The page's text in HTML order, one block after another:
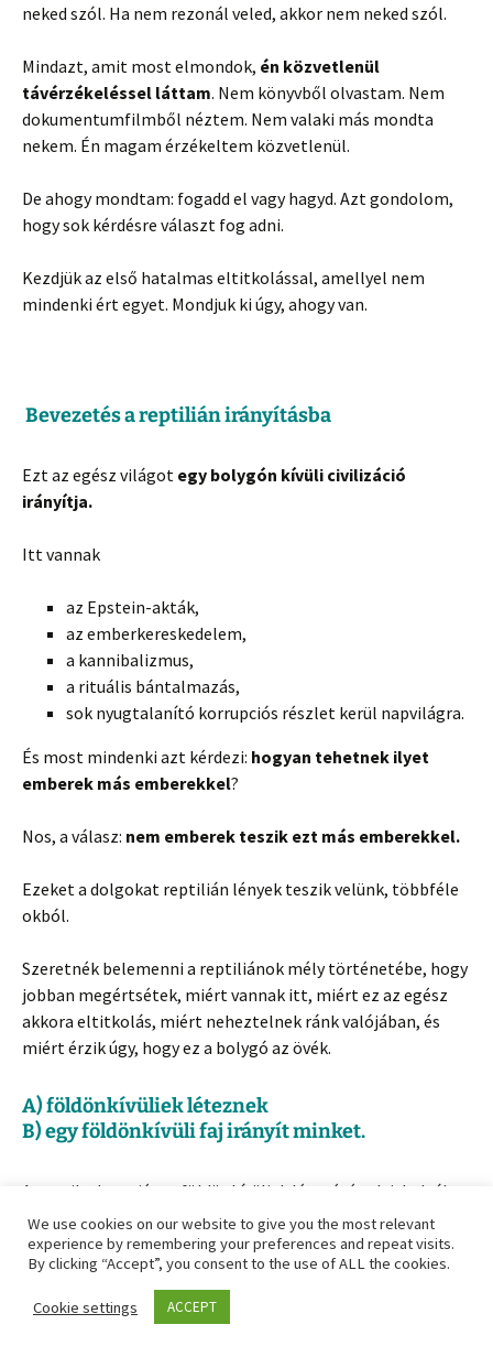
neked szól. Ha nem rezonál veled, akkor nem neked szól.
Mindazt, amit most elmondok, én közvetlenül
távérzékeléssel láttam. Nem könyvből olvastam. Nem
dokumentumfilmből néztem. Nem valaki más mondta
nekem. Én magam érzékeltem közvetlenül.
De ahogy mondtam: fogadd el vagy hagyd. Azt gondolom,
hogy sok kérdésre választ fog adni.
Kezdjük az első hatalmas eltitkolással, amellyel nem
mindenki ért egyet. Mondjuk ki úgy, ahogy van.
Bevezetés a reptilián irányításba
Ezt az egész világot egy bolygón kívüli civilizáció
irányítja.
Itt vannak
az Epstein-akták,
az emberkereskedelem,
a kannibalizmus,
a rituális bántalmazás,
sok nyugtalanító korrupciós részlet kerül napvilágra.
És most mindenki azt kérdezi: hogyan tehetnek ilyet
emberek más emberekkel?
Nos, a válasz: nem emberek teszik ezt más emberekkel.
Ezeket a dolgokat reptilián lények teszik velünk, többféle
okból.
Szeretnék belemenni a reptiliánok mély történetébe, hogy
jobban megértsétek, miért vannak itt, miért ez az egész
akkora eltitkolás, miért neheztelnek ránk valójában, és
miért érzik úgy, hogy ez a bolygó az övék.
A) földönkívüliek léteznek
B) egy földönkívüli faj irányít minket.
Az egyik ok, amiért a földönkívüliek létezését eltitkolták,
az az, hogy általánosságban is mondhatjuk: a Föld egyik
legnagyobb eltitkolása az idegenek vagy földönkívüliek
létezése.
Igen, a NASA hazudik. Szerintem ezt mindannyian tudjuk.
We use cookies on our website to give you the most relevant
experience by remembering your preferences and repeat visits.
By clicking “Accept”, you consent to the use of ALL the cookies.
Cookie settings ACCEPT